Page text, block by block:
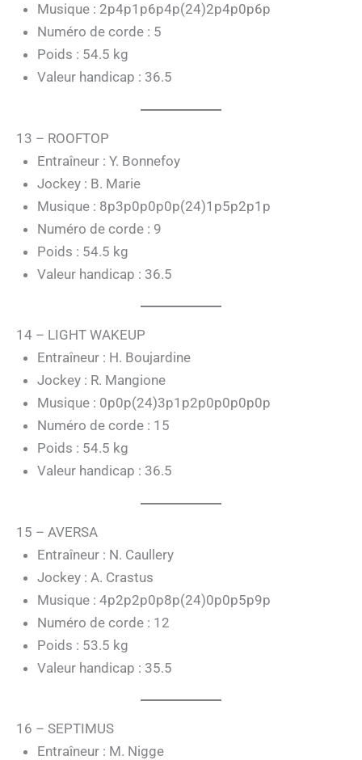
Musique : 2p4p1p6p4p(24)2p4p0p6p
Numéro de corde : 5
Poids : 54.5 kg
Valeur handicap : 36.5
13 – ROOFTOP
Entraîneur : Y. Bonnefoy
Jockey : B. Marie
Musique : 8p3p0p0p0p(24)1p5p2p1p
Numéro de corde : 9
Poids : 54.5 kg
Valeur handicap : 36.5
14 – LIGHT WAKEUP
Entraîneur : H. Boujardine
Jockey : R. Mangione
Musique : 0p0p(24)3p1p2p0p0p0p0p
Numéro de corde : 15
Poids : 54.5 kg
Valeur handicap : 36.5
15 – AVERSA
Entraîneur : N. Caullery
Jockey : A. Crastus
Musique : 4p2p2p0p8p(24)0p0p5p9p
Numéro de corde : 12
Poids : 53.5 kg
Valeur handicap : 35.5
16 – SEPTIMUS
Entraîneur : M. Nigge